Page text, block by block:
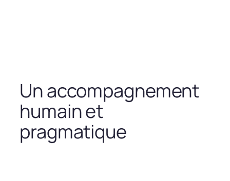
Un accompagnement
humain et
pragmatique